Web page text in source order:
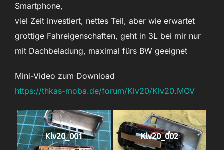
Smartphone,
viel Zeit investiert, nettes Teil, aber wie erwartet
grottige Fahreigenschaften, geht in 3L bei mir nur
mit Dachbeladung, maximal fürs BW geeignet
Mini-Video zum Download
https://thkas-moba.de/forum/Klv20/Klv20.MOV
Klv20_001 Klv20_002